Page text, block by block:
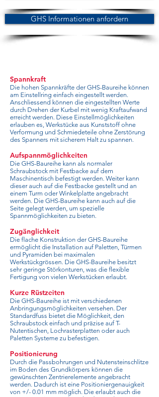
GHS Informationen anfordern
Spannkraft
Die hohen Spannkräfte der GHS-Baureihe können
am Einstellring einfach eingestellt werden.
Anschliessend können die eingestellten Werte
durch Drehen der Kurbel mit wenig Kraftaufwand
erreicht werden. Diese Einstellmöglichkeiten
erlauben es, Werkstücke aus Kunststoff ohne
Verformung und Schmiedeteile ohne Zerstörung
des Spanners mit sicherem Halt zu spannen.
Aufspannmöglichkeiten
Die GHS-Baureihe kann als normaler
Schraubstock mit Festbacke auf dem
Maschinentisch befestigt werden. Weiter kann
dieser auch auf die Festbacke gestellt und an
einem Turm oder Winkelplatte angebracht
werden. Die GHS-Baureihe kann auch auf die
Seite gelegt werden, um spezielle
Spannmöglichkeiten zu bieten.
Zugänglichkeit
Die flache Konstruktion der GHS-Baureihe
ermöglicht die Installation auf Paletten, Türmen
und Pyramiden bei maximalen
Werkstückgrössen. Die GHS-Baureihe besitzt
sehr geringe Störkonturen, was die flexible
Fertigung von vielen Werkstücken erlaubt.
Kurze Rüstzeiten
Die GHS-Baureihe ist mit verschiedenen
Anbringungsmöglichkeiten versehen. Der
Standardfuss bietet die Möglichkeit, den
Schraubstock einfach und präzise auf T-
Nutentischen, Lochrasterplatten oder auch
Paletten Systeme zu befestigen.
Positionierung
Durch die Passbohrungen und Nutensteinschlitze
im Boden des Grundkörpers können die
gewünschten Zentrierelemente angebracht
werden. Dadurch ist eine Positioniergenauigkeit
von +/- 0.01 mm möglich. Die erlaubt auch die